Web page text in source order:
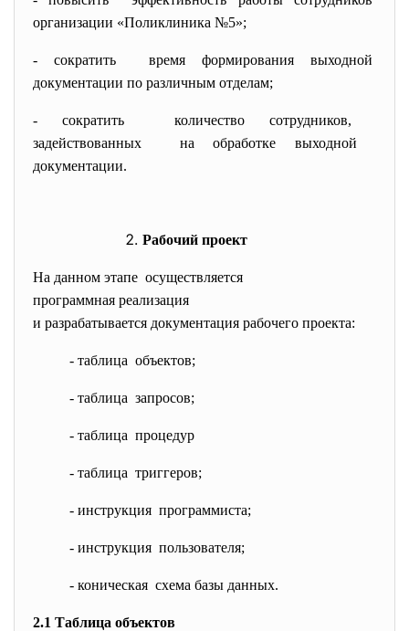
организации «Поликлиника №5»;
- сократить время формирования выходной
документации по различным отделам;
- сократить количество сотрудников,
задействованных на обработке выходной
документации.
Рабочий проект
На данном этапе осуществляется
программная реализация
и разрабатывается документация рабочего проекта:
- таблица объектов;
- таблица запросов;
- таблица процедур
- таблица триггеров;
- инструкция программиста;
- инструкция пользователя;
- коническая схема базы данных.
2.1 Таблица объектов